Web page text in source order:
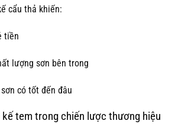
cẩu thả khiến:
tiền
lượng sơn bên trong
có tốt đến đâu
tem trong chiến lược thương hiệu